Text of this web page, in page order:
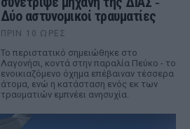
Δύο αστυνομικοί τραυματίες
ΠΡΙΝ 10 ΏΡΕΣ
Το περιστατικό σημειώθηκε στο
Λαγονήσι, κοντά στην παραλία Πεύκο - το
ενοικιαζόμενο όχημα επέβαιναν τέσσερα
άτομα, ενώ η κατάσταση ενός εκ των
τραυματιών εμπνέει ανησυχία.